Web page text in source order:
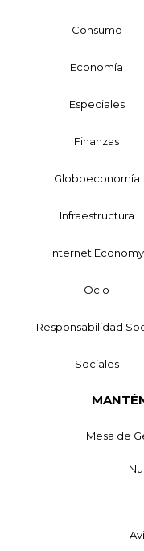
Consumo
Economía
Especiales
Finanzas
Globoeconomía
Infraestructura
Internet Economy
Ocio
Responsabilidad
Sociales
Mesa de